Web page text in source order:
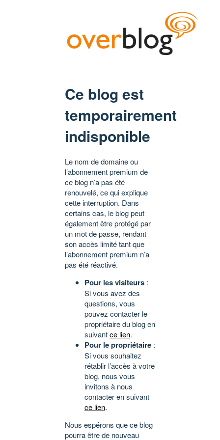
Ce blog est
temporairement
indisponible
Le nom de domaine ou
l’abonnement premium de
ce blog n’a pas été
renouvelé, ce qui explique
cette interruption. Dans
certains cas, le blog peut
également être protégé par
un mot de passe, rendant
son accès limité tant que
l’abonnement premium n’a
pas été réactivé.
Pour les visiteurs :
Si vous avez des
questions, vous
pouvez contacter le
propriétaire du blog en
suivantce lien.
Pour le propriétaire :
Si vous souhaitez
rétablir l’accès à votre
blog, nous vous
invitons à nous
contacter en suivant
ce lien.
Nous espérons que ce blog
pourra être de nouveau